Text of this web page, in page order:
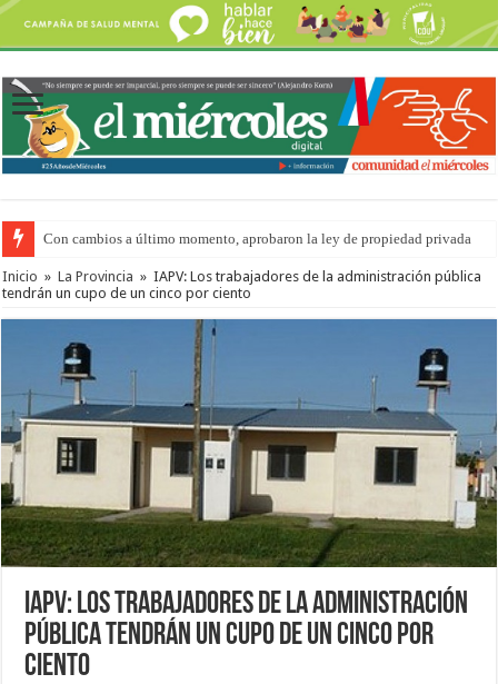
Con cambios a último momento, aprobaron la ley de propiedad privada
Inicio » La Provincia » IAPV: Los trabajadores de la administración pública
tendrán un cupo de un cinco por ciento
IAPV: Los trabajadores de la administración
pública tendrán un cupo de un cinco por
ciento